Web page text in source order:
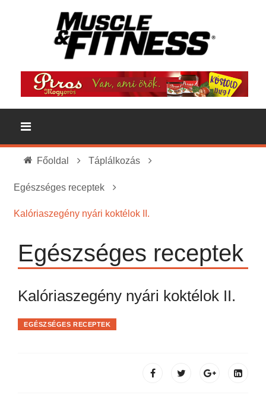
Főoldal Táplálkozás
Egészséges receptek
Kalóriaszegény nyári koktélok II.
Egészséges receptek
Kalóriaszegény nyári koktélok II.
EGÉSZSÉGES RECEPTEK